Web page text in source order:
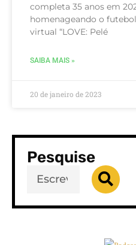
completa 35 anos em
homenageando o
virtual “LOVE: Pelé
SAIBA MAIS »
20 de janeiro de 2023
Pesquise